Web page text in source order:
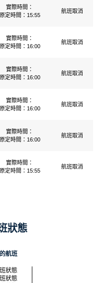
實際時間：
原定時間：15:55
航班取消
實際時間：
原定時間：16:00
航班取消
實際時間：
原定時間：16:00
航班取消
實際時間：
原定時間：16:00
航班取消
實際時間：
原定時間：16:00
航班取消
實際時間：
原定時間：15:55
航班取消
狀態
航班
狀態
狀態